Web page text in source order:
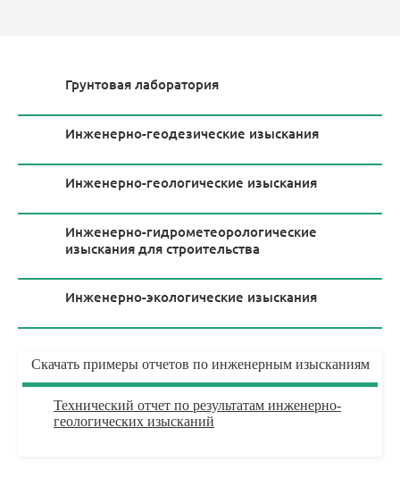
Грунтовая лаборатория
Инженерно-геодезические изыскания
Инженерно-геологические изыскания
Инженерно-гидрометеорологические
изыскания для строительства
Инженерно-экологические изыскания
Скачать примеры отчетов по инженерным изысканиям
Технический отчет по результатам инженерно-
геологических изысканий